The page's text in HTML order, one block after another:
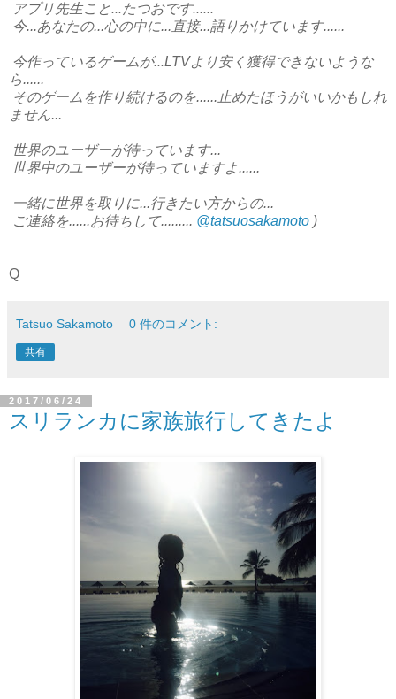
アプリ先生こと...たつおです......
今...あなたの...心の中に...直接...語りかけています......
今作っているゲームが...LTVより安く獲得できないような
ら......
そのゲームを作り続けるのを......止めたほうがいいかもしれ
ません...
世界のユーザーが待っています...
世界中のユーザーが待っていますよ......
一緒に世界を取りに...行きたい方からの...
ご連絡を......お待ちして......... @tatsuosakamoto )
Q
Tatsuo Sakamoto 0 件のコメント:
共有
2017/06/24
スリランカに家族旅行してきたよ